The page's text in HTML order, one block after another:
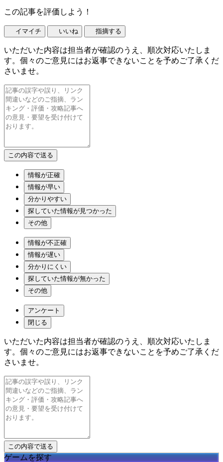
この記事を評価しよう！
イマイチ いいね 指摘する
いただいた内容は担当者が確認のうえ、順次対応いたしま
す。個々のご意見にはお返事できないことを予めご了承くだ
さいませ。
情報が正確
情報が早い
分かりやすい
探していた情報が見つかった
その他
情報が不正確
情報が遅い
分かりにくい
探していた情報が無かった
その他
アンケート
閉じる
いただいた内容は担当者が確認のうえ、順次対応いたしま
す。個々のご意見にはお返事できないことを予めご了承くだ
さいませ。
ゲームを探す